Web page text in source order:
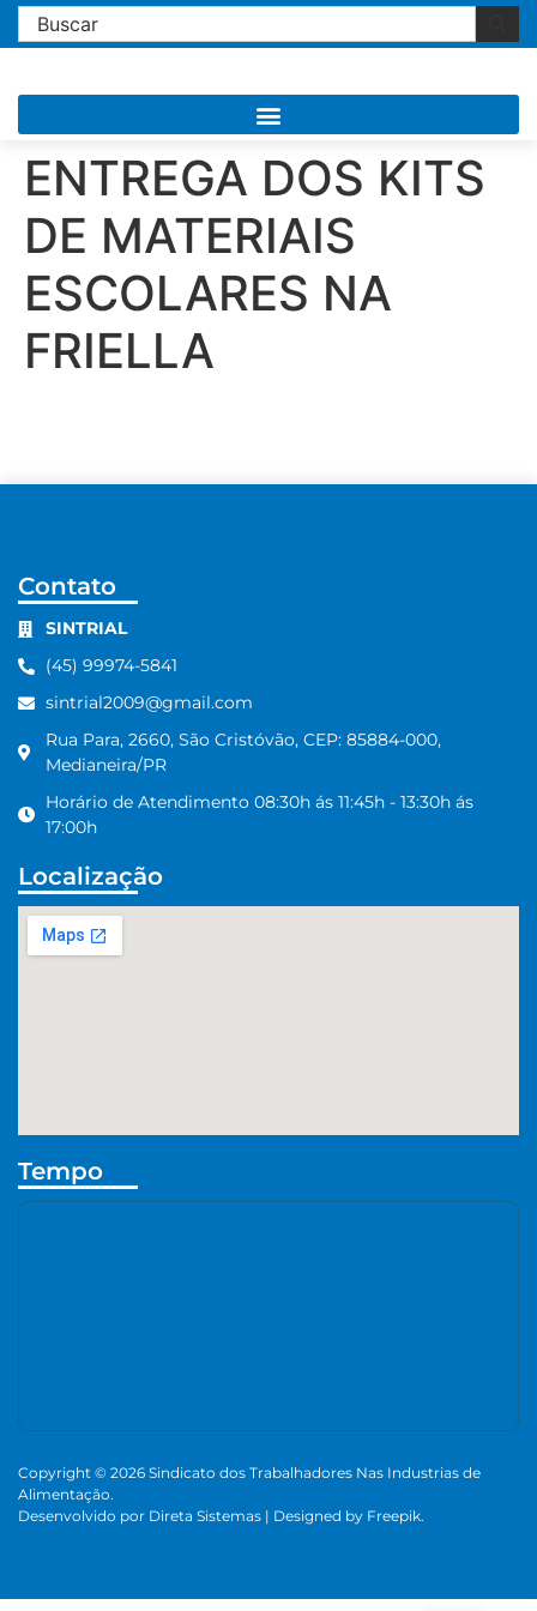
ENTREGA DOS KITS
DE MATERIAIS
ESCOLARES NA
FRIELLA
Contato
SINTRIAL
(45) 99974-5841
sintrial2009@gmail.com
Rua Para, 2660, São Cristóvão, CEP: 85884-000,
Medianeira/PR
Horário de Atendimento 08:30h ás 11:45h - 13:30h ás
17:00h
Localização
Tempo
Copyright © 2026 Sindicato dos Trabalhadores Nas Industrias de
Alimentação.
Desenvolvido por Direta Sistemas | Designed by Freepik.